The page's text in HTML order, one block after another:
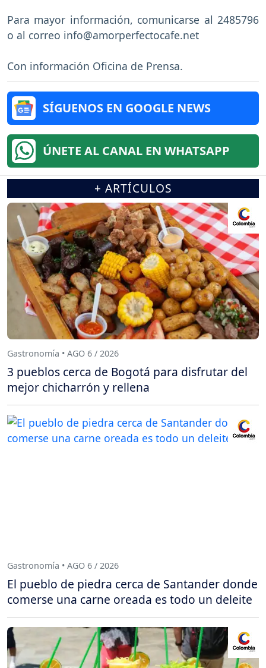
Para mayor información, comunicarse al 2485796
o al correo info@amorperfectocafe.net
Con información Oficina de Prensa.
SÍGUENOS EN GOOGLE NEWS
ÚNETE AL CANAL EN WHATSAPP
+ ARTÍCULOS
Gastronomía • AGO 6 / 2026
3 pueblos cerca de Bogotá para disfrutar del
mejor chicharrón y rellena
Gastronomía • AGO 6 / 2026
El pueblo de piedra cerca de Santander donde
comerse una carne oreada es todo un deleite